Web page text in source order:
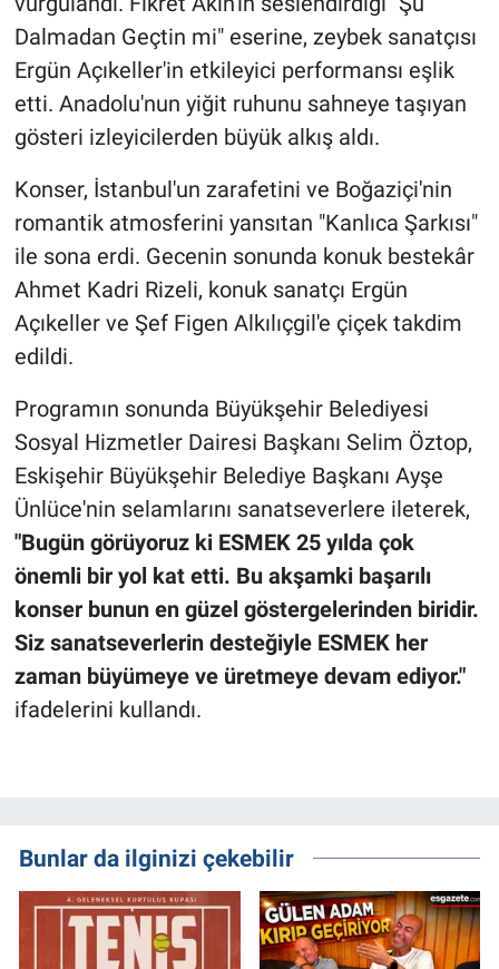
Dalmadan Geçtin mi" eserine, zeybek sanatçısı
Ergün Açıkeller'in etkileyici performansı eşlik
etti. Anadolu'nun yiğit ruhunu sahneye taşıyan
gösteri izleyicilerden büyük alkış aldı.
Konser, İstanbul'un zarafetini ve Boğaziçi'nin
romantik atmosferini yansıtan "Kanlıca Şarkısı"
ile sona erdi. Gecenin sonunda konuk bestekâr
Ahmet Kadri Rizeli, konuk sanatçı Ergün
Açıkeller ve Şef Figen Alkılıçgil'e çiçek takdim
edildi.
Programın sonunda Büyükşehir Belediyesi
Sosyal Hizmetler Dairesi Başkanı Selim Öztop,
Eskişehir Büyükşehir Belediye Başkanı Ayşe
Ünlüce'nin selamlarını sanatseverlere ileterek,
"Bugün görüyoruz ki ESMEK 25 yılda çok
önemli bir yol kat etti. Bu akşamki başarılı
konser bunun en güzel göstergelerinden biridir.
Siz sanatseverlerin desteğiyle ESMEK her
zaman büyümeye ve üretmeye devam ediyor."
ifadelerini kullandı.
Bunlar da ilginizi çekebilir